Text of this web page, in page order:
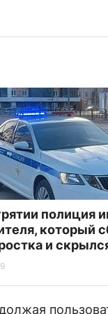
полиция
который
и